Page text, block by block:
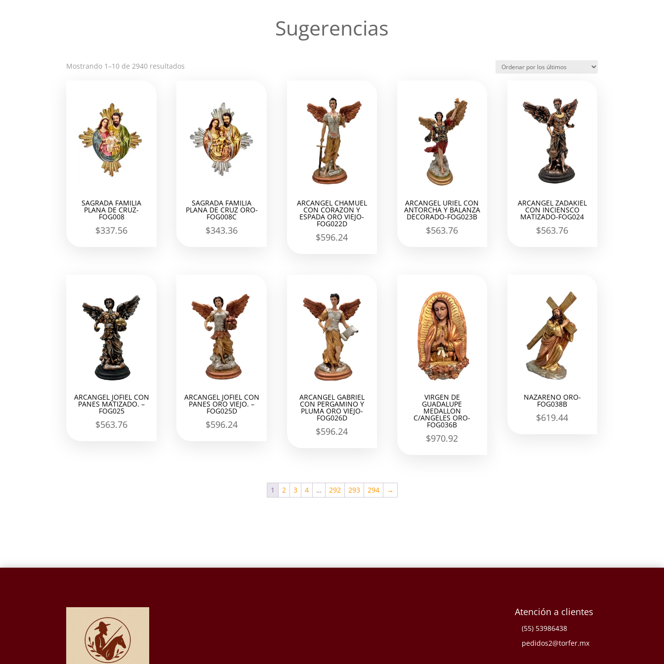
Sugerencias
Mostrando 1–10 de 2940 resultados
SAGRADA FAMILIA
PLANA DE CRUZ-
FOG008
$337.56
SAGRADA FAMILIA
PLANA DE CRUZ ORO-
FOG008C
$343.36
ARCANGEL CHAMUEL
CON CORAZON Y
ESPADA ORO VIEJO-
FOG022D
$596.24
ARCANGEL URIEL CON
ANTORCHA Y BALANZA
DECORADO-FOG023B
$563.76
ARCANGEL ZADAKIEL
CON INCIENSCO
MATIZADO-FOG024
$563.76
ARCANGEL JOFIEL CON
PANES MATIZADO. –
FOG025
$563.76
ARCANGEL JOFIEL CON
PANES ORO VIEJO. –
FOG025D
$596.24
ARCANGEL GABRIEL
CON PERGAMINO Y
PLUMA ORO VIEJO-
FOG026D
$596.24
VIRGEN DE
GUADALUPE
MEDALLON
C/ANGELES ORO-
FOG036B
$970.92
NAZARENO ORO-
FOG038B
$619.44
1 2 3 4 … 292 293 294 →
Atención a clientes
(55) 53986438
pedidos2@torfer.mx